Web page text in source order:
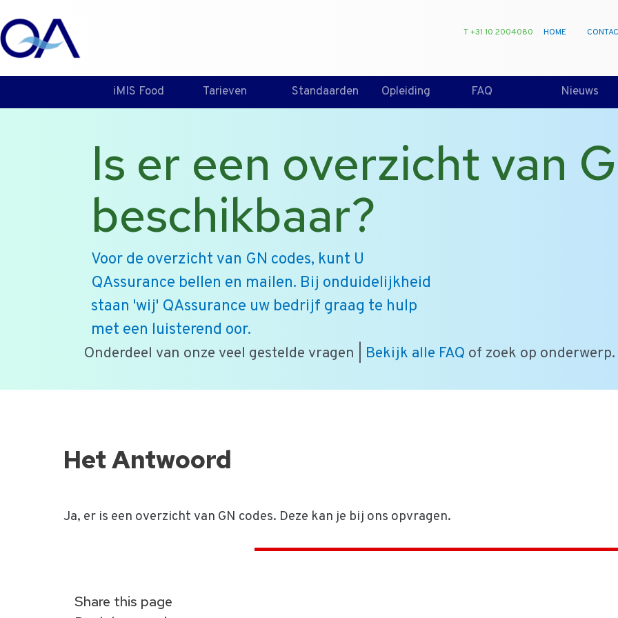
T +31 10 2004080 HOME
iMIS Food Tarieven Standaarden Opleiding FAQ Nieuws
Is er een overzicht van
beschikbaar?
Voor de overzicht van GN codes, kunt U
QAssurance bellen en mailen. Bij onduidelijkheid
staan 'wij' QAssurance uw bedrijf graag te hulp
met een luisterend oor.
Onderdeel van onze veel gestelde vragen | Bekijk alle FAQ of zoek op onderwerp.
Het Antwoord
Ja, er is een overzicht van GN codes. Deze kan je bij ons opvragen.
Share this page